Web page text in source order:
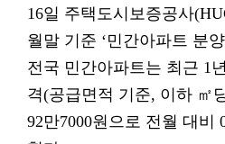
16일 주택도시보증공사
월말 기준 ‘민간아파트 분
전국 민간아파트는 최근 1
격(공급면적 기준, 이하 ㎡
92만7000원으로 전월 대비